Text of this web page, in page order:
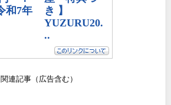
関連記事（広告含む）